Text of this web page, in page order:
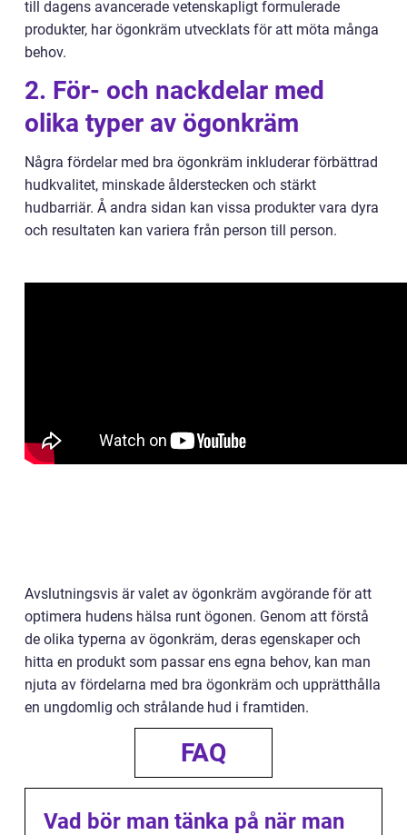
till dagens avancerade vetenskapligt formulerade
produkter, har ögonkräm utvecklats för att möta många
behov.
2. För- och nackdelar med
olika typer av ögonkräm
Några fördelar med bra ögonkräm inkluderar förbättrad
hudkvalitet, minskade ålderstecken och stärkt
hudbarriär. Å andra sidan kan vissa produkter vara dyra
och resultaten kan variera från person till person.
Avslutningsvis är valet av ögonkräm avgörande för att
optimera hudens hälsa runt ögonen. Genom att förstå
de olika typerna av ögonkräm, deras egenskaper och
hitta en produkt som passar ens egna behov, kan man
njuta av fördelarna med bra ögonkräm och upprätthålla
en ungdomlig och strålande hud i framtiden.
FAQ
Vad bör man tänka på när man